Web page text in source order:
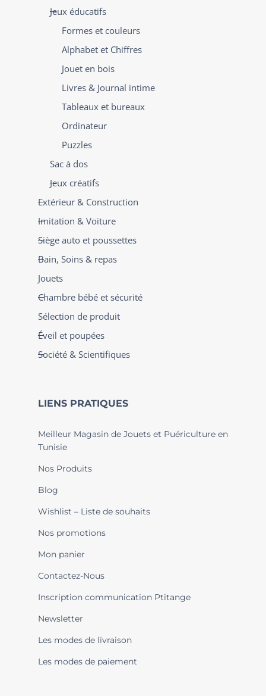
Jeux éducatifs
Formes et couleurs
Alphabet et Chiffres
Jouet en bois
Livres & Journal intime
Tableaux et bureaux
Ordinateur
Puzzles
Sac à dos
Jeux créatifs
Extérieur & Construction
Imitation & Voiture
Siège auto et poussettes
Bain, Soins & repas
Jouets
Chambre bébé et sécurité
Sélection de produit
Éveil et poupées
Société & Scientifiques
LIENS PRATIQUES
Meilleur Magasin de Jouets et Puériculture en
Tunisie
Nos Produits
Blog
Wishlist – Liste de souhaits
Nos promotions
Mon panier
Contactez-Nous
Inscription communication Ptitange
Newsletter
Les modes de livraison
Les modes de paiement